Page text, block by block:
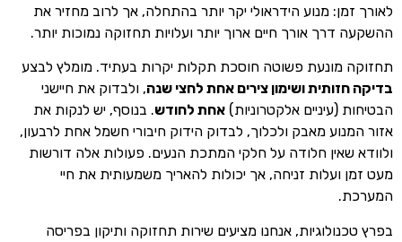
לאורך זמן: מנוע הידראולי יקר יותר בהתחלה, אך לרוב מחזיר את
ההשקעה דרך אורך חיים ארוך יותר ועלויות תחזוקה נמוכות יותר.
תחזוקה מונעת פשוטה חוסכת תקלות יקרות בעתיד. מומלץ לבצע
בדיקה חזותית ושימון צירים אחת לחצי שנה, ולבדוק את חיישני
הבטיחות (עיניים אלקטרוניות) אחת לחודש. בנוסף, יש לנקות את
אזור המנוע מאבק ולכלוך, לבדוק הידוק חיבורי חשמל אחת לרבעון,
ולוודא שאין חלודה על חלקי המתכת הנעים. פעולות אלה דורשות
מעט זמן ועלות זניחה, אך יכולות להאריך משמעותית את חיי
המערכת.
בפרץ טכנולוגיות, אנחנו מציעים שירות תחזוקה ותיקון בפריסה